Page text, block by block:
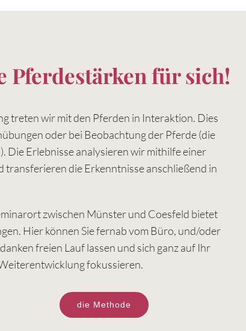
Pferdestärken für sich!
treten wir mit den Pferden in Interaktion. Dies
oder bei Beobachtung der Pferde (die
Die Erlebnisse analysieren wir mithilfe einer
transferieren die Erkenntnisse anschließend in
zwischen Münster und Coesfeld bietet
Hier können Sie fernab vom Büro, und/oder
freien Lauf lassen und sich ganz auf Ihr
fokussieren.
die Methode